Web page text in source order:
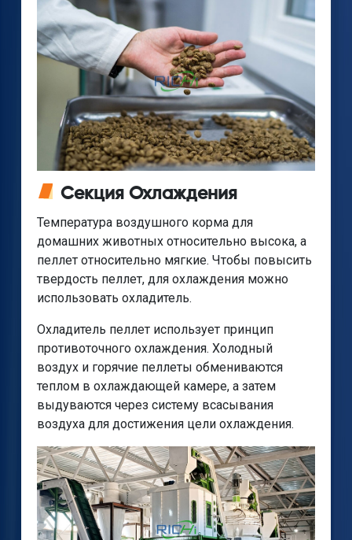
Секция Охлаждения
Температура воздушного корма для
домашних животных относительно высока, а
пеллет относительно мягкие. Чтобы повысить
твердость пеллет, для охлаждения можно
использовать охладитель.
Охладитель пеллет использует принцип
противоточного охлаждения. Холодный
воздух и горячие пеллеты обмениваются
теплом в охлаждающей камере, а затем
выдуваются через систему всасывания
воздуха для достижения цели охлаждения.